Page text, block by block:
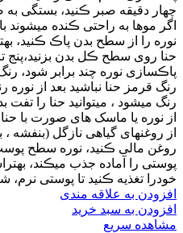
چهار دقیقه صبر ڪنید، بستگی
اگر موها به راحتی ڪنده
نوره را از سطح بدن پاڪ ڪنید،
حنا روی سطح ڪل بدن بزنید،پنج
پاڪسازی نوره چند برابر شود،
رنگ قرمز حنا نباشید بعد از نوره
رنگ میشود ، میتوانید حنا را تفت
از نوره یا ماسک های صورت با
از روغنهای گیاهی نازگل (بنفشه ،
روغن مالی ڪنید، نوره سطح
پوستی را آماده جذب میڪند،
خودرا تغذیه ڪنید تا پوستی نرم،
افزودن به علاقه مندی
افزودن به سبد خرید
مشاهده سریع